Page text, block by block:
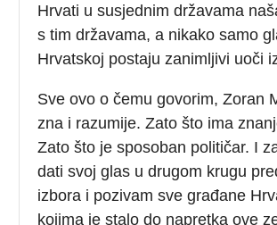
Hrvati u susjednim državama
s tim državama, a nikako samo
Hrvatskoj postaju zanimljivi uoči
Sve ovo o čemu govorim, Zoran
zna i razumije. Zato što ima
Zato što je sposoban političar. I
dati svoj glas u drugom krugu
izbora i pozivam sve građane
kojima je stalo do napretka ove